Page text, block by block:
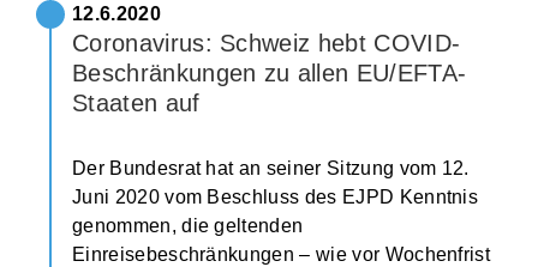
12.6.2020
Coronavirus: Schweiz hebt COVID-
Beschränkungen zu allen EU/EFTA-
Staaten auf
Der Bundesrat hat an seiner Sitzung vom 12.
Juni 2020 vom Beschluss des EJPD Kenntnis
genommen, die geltenden
Einreisebeschränkungen – wie vor Wochenfrist